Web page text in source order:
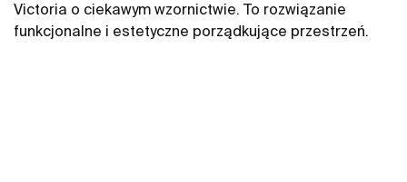
Victoria o ciekawym wzornictwie. To rozwiązanie
funkcjonalne i estetyczne porządkujące przestrzeń.